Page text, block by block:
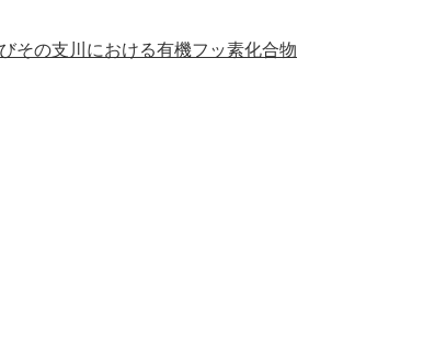
その支川における有機フッ素化合物